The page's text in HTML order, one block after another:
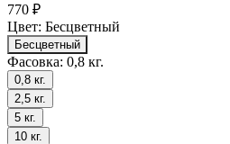
770 ₽
Цвет: Бесцветный
Бесцветный
Фасовка: 0,8 кг.
0,8 кг.
2,5 кг.
5 кг.
10 кг.